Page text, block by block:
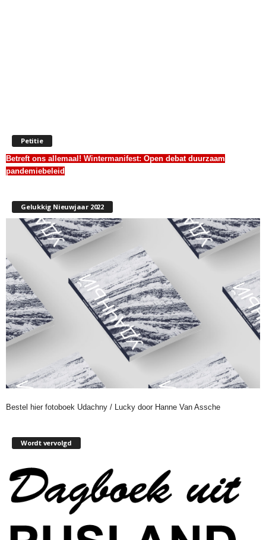
Petitie
Betreft ons allemaal! Wintermanifest: Open debat duurzaam
pandemiebeleid
Gelukkig Nieuwjaar 2022
Bestel hier fotoboek Udachny / Lucky door Hanne Van Assche
Wordt vervolgd